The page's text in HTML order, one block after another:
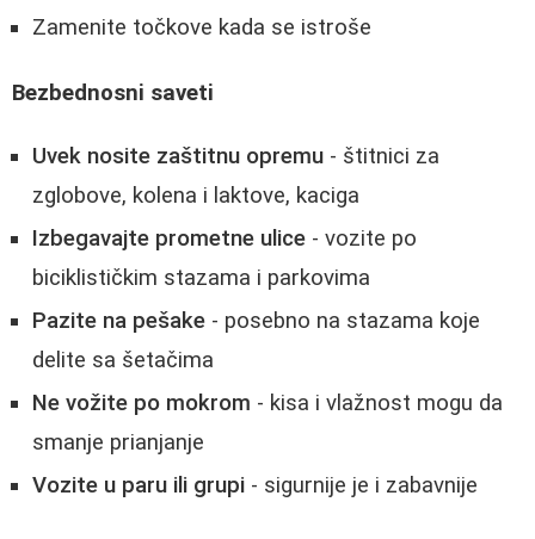
Zamenite točkove kada se istroše
Bezbednosni saveti
Uvek nosite zaštitnu opremu - štitnici za
zglobove, kolena i laktove, kaciga
Izbegavajte prometne ulice - vozite po
biciklističkim stazama i parkovima
Pazite na pešake - posebno na stazama koje
delite sa šetačima
Ne vožite po mokrom - kisa i vlažnost mogu da
smanje prianjanje
Vozite u paru ili grupi - sigurnije je i zabavnije